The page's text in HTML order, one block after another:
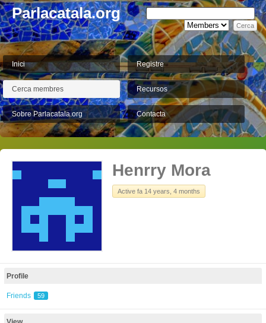
Parlacatala.org
Inici Registre
Cerca membres Recursos
Sobre Parlacatala.org Contacta
Henrry Mora
Active fa 14 years, 4 months
Profile
Friends 59